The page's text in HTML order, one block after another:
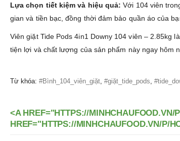
Lựa chọn tiết kiệm và hiệu quả: Với 104 viên
gian và tiền bạc, đồng thời đảm bảo quần áo của
Viên giặt Tide Pods 4in1 Downy 104 viên – 2.85kg
tiện lợi và chất lượng của sản phẩm này ngay hôm
Từ khóa: #Bình_104_viên_giặt #giặt_tide_pods
<A HREF="HTTPS://
HREF="HTTPS://MINHCHAUFOOD.VN/P/